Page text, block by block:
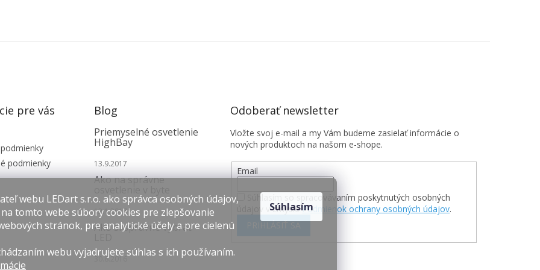
webu LEDart s.r.o. ako správca osobných údajov,
tomto webe súbory cookies pre zlepšovanie
stránok, pre analytické účely a pre cielenú
webu vyjadrujete súhlas s ich používaním.
Súhlasím
pre vás
podmienky
Blog
Priemyselné osvetlenie
HighBay
13.9.2017
Ako na správne
12.1.2017
Ako si správne vybrať
30.8.2016
Odoberať newsletter
Vložte svoj e-mail a my Vám budeme zasielať informácie o
nových produktoch na našom e-shope.
Email
Súhlasím so spracovávaním poskytnutých osobných
údajov v zmyslePodmienok ochrany osobných údajov.
PRIHLÁSIŤ SA